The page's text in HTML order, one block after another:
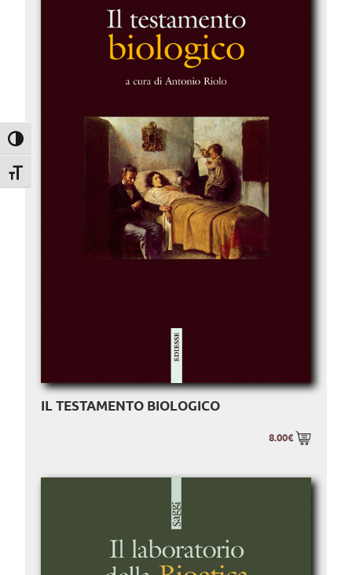
Attiva/disattiva alto contrasto
Attiva/disattiva dimensione testo
IL TESTAMENTO BIOLOGICO
8.00€